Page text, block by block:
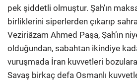
pek şiddetli olmuştur. Şah’ın
birliklerini siperlerden çıkarıp
Veziriâzam Ahmed Paşa, Şah’ın
olduğundan, sabahtan ikindiye
vuruşmada İran kuvvetleri
Savaş birkaç defa Osmanlı